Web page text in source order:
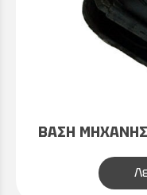
ΒΑΣΗ ΜΗΧΑΝΗΣ